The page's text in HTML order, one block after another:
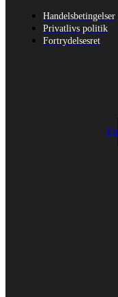
Handelsbetingelser
Privatlivs politik
Fortrydelsesret